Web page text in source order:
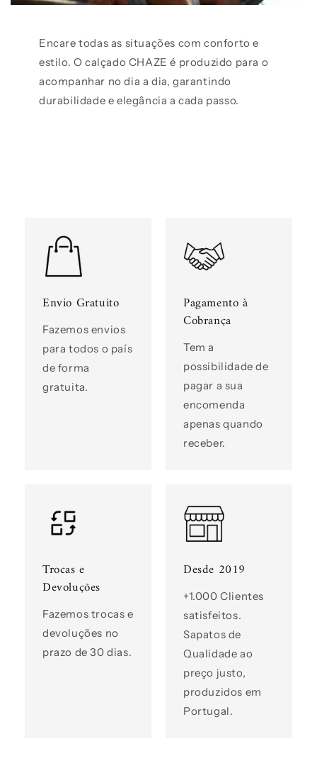
Encare todas as situações com conforto e
estilo. O calçado CHAZE é produzido para o
acompanhar no dia a dia, garantindo
durabilidade e elegância a cada passo.
Envio Gratuito
Fazemos envios
para todos o país
de forma
gratuita.
Pagamento à
Cobrança
Tem a
possibilidade de
pagar a sua
encomenda
apenas quando
receber.
Trocas e
Devoluções
Fazemos trocas e
devoluções no
prazo de 30 dias.
Desde 2019
+1.000 Clientes
satisfeitos.
Sapatos de
Qualidade ao
preço justo,
produzidos em
Portugal.